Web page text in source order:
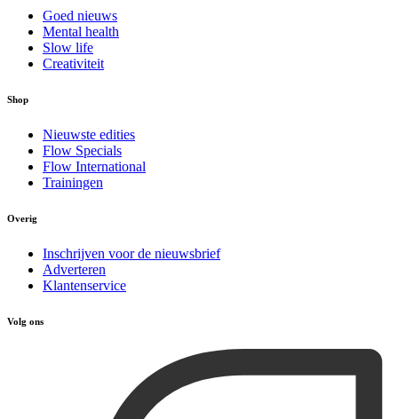
Goed nieuws
Mental health
Slow life
Creativiteit
Shop
Nieuwste edities
Flow Specials
Flow International
Trainingen
Overig
Inschrijven voor de nieuwsbrief
Adverteren
Klantenservice
Volg ons